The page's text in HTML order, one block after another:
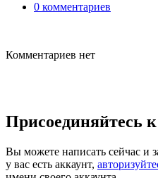
0 комментариев
Комментариев нет
Присоединяйтесь
Вы можете написать сейчас и
у вас есть аккаунт,